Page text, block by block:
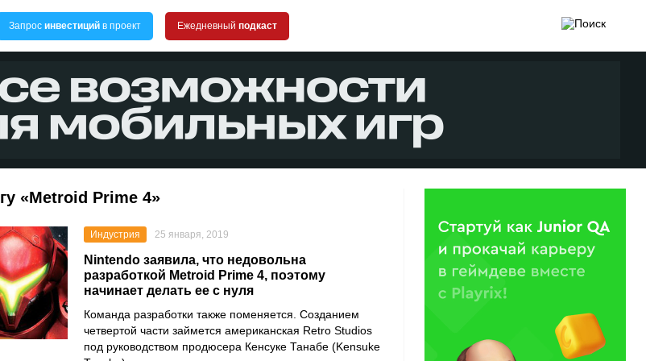
Запрос инвестиций в проект Ежедневный подкаст
«Metroid Prime 4»
Индустрия 25 января, 2019
Nintendo заявила, что недовольна
разработкой Metroid Prime 4, поэтому
начинает делать ее с нуля
Команда разработки также поменяется. Созданием
четвертой части займется американская Retro Studios
под руководством продюсера Кенсуке Танабе (Kensuke